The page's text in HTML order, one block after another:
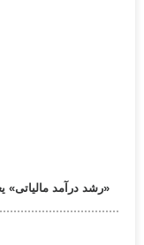
«رشد درآمد مالیاتی»